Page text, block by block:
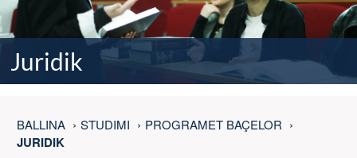
Juridik
BALLINA STUDIMI PROGRAMET BAÇELOR
JURIDIK